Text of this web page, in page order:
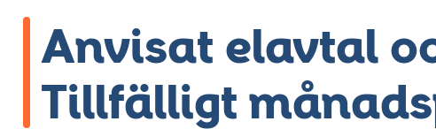
Anvisat elavtal
Tillfälligt